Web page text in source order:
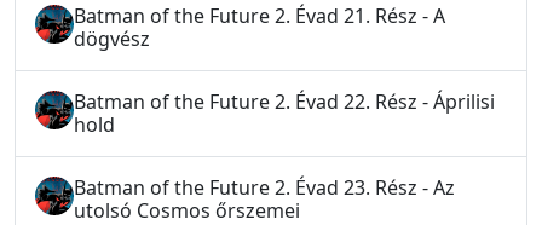
Batman of the Future 2. Évad 21. Rész - A
dögvész
Batman of the Future 2. Évad 22. Rész - Áprilisi
hold
Batman of the Future 2. Évad 23. Rész - Az
utolsó Cosmos őrszemei